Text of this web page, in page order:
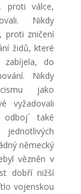
, proti válce,
Nikdy
, proti zničení
židů, které
do
Nikdy
jako
vyžadovali
odboj´ také
německý
vězněn v
dobří nižší
vojenskou